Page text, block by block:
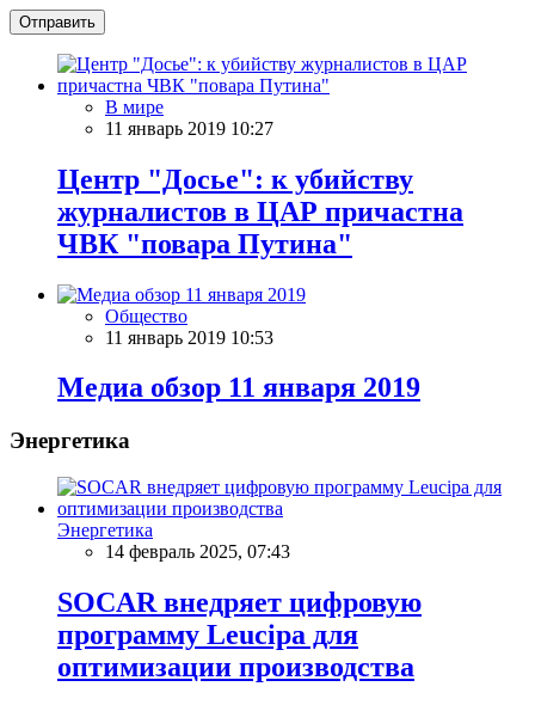
Отправить
В мире
11 январь 2019 10:27
Центр "Досье": к убийству
журналистов в ЦАР причастна
ЧВК "повара Путина"
Общество
11 январь 2019 10:53
Meдиа обзор 11 января 2019
Энергетика
Энергетика
14 февраль 2025, 07:43
SOCAR внедряет цифровую
программу Leucipa для
оптимизации производства